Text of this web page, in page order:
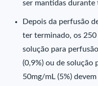
ser mantidas durante
Depois da perfusão
ter terminado, os 250
solução para
(0,9%) ou de solução
50mg/mL (5%)